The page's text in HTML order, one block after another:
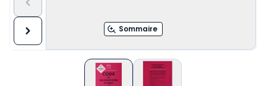
Sommaire